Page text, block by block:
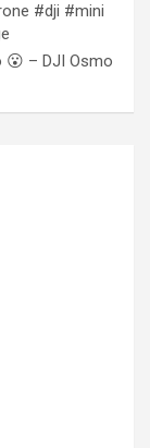
#dji #mini
😮 – DJI Osmo